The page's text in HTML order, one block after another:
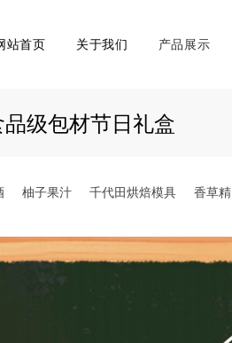
站首页 关于我们 产品展示
级包材节日礼盒
柚子果汁 千代田烘焙模具 香草精